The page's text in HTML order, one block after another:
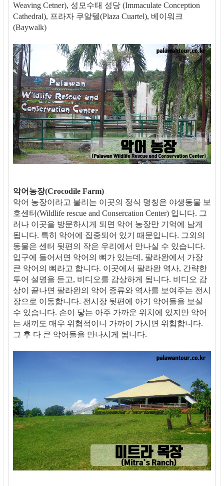
Weaving Cetner), 성모수태 성당 (Immaculate Conception
Cathedral), 프라자 쿠알텔(Plaza Cuartel), 베이워크
(Baywalk)
악어농장(Crocodile Farm)
악어 농장이라고 불리는 이곳의 정식 명칭은 야생동물 보
호센터(Wildlife rescue and Consercation Center) 입니다. 그
러나 이곳을 방문하시게 되면 악어 농장만 기억에 남게
됩니다. 특히 악어에 집중되어 있기 때문입니다. 그외의
동물은 센터 뒷편의 작은 우리에서 만나실 수 있습니다.
입구에 들어서면 악어의 뼈가 있는데, 팔라완에서 가장
큰 악어의 뼈라고 합니다. 이곳에서 팔라완 역사, 간략한
투어 설명을 듣고, 비디오를 감상하게 됩니다. 비디오 감
상이 끝나면 팔라완의 악어 종류와 역사를 보여주는 전시
장으로 이동합니다. 전시장 뒷편에 아기 악어들을 보실
수 있습니다. 손이 닿는 아주 가까운 위치에 있지만 악어
는 새끼도 매우 위협적이니 가까이 가시면 위험합니다.
그 후 다 큰 악어들을 만나시게 됩니다.